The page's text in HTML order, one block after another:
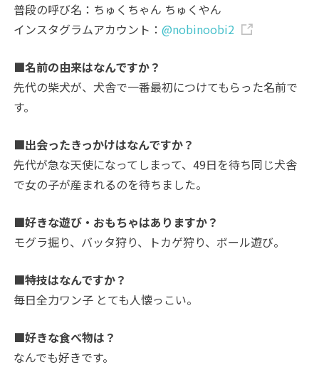
普段の呼び名：ちゅくちゃん ちゅくやん
インスタグラムアカウント：@nobinoobi2
■名前の由来はなんですか？
先代の柴犬が、犬舎で一番最初につけてもらった名前で
す。
■出会ったきっかけはなんですか？
先代が急な天使になってしまって、49日を待ち同じ犬舎
で女の子が産まれるのを待ちました。
■好きな遊び・おもちゃはありますか？
モグラ掘り、バッタ狩り、トカゲ狩り、ボール遊び。
■特技はなんですか？
毎日全力ワン子 とても人懐っこい。
■好きな食べ物は？
なんでも好きです。